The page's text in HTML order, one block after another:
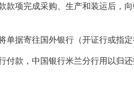
款项完成采购、生产和装运后，
单据寄往国外银行（开证行或指
付款，中国银行米兰分行用以归